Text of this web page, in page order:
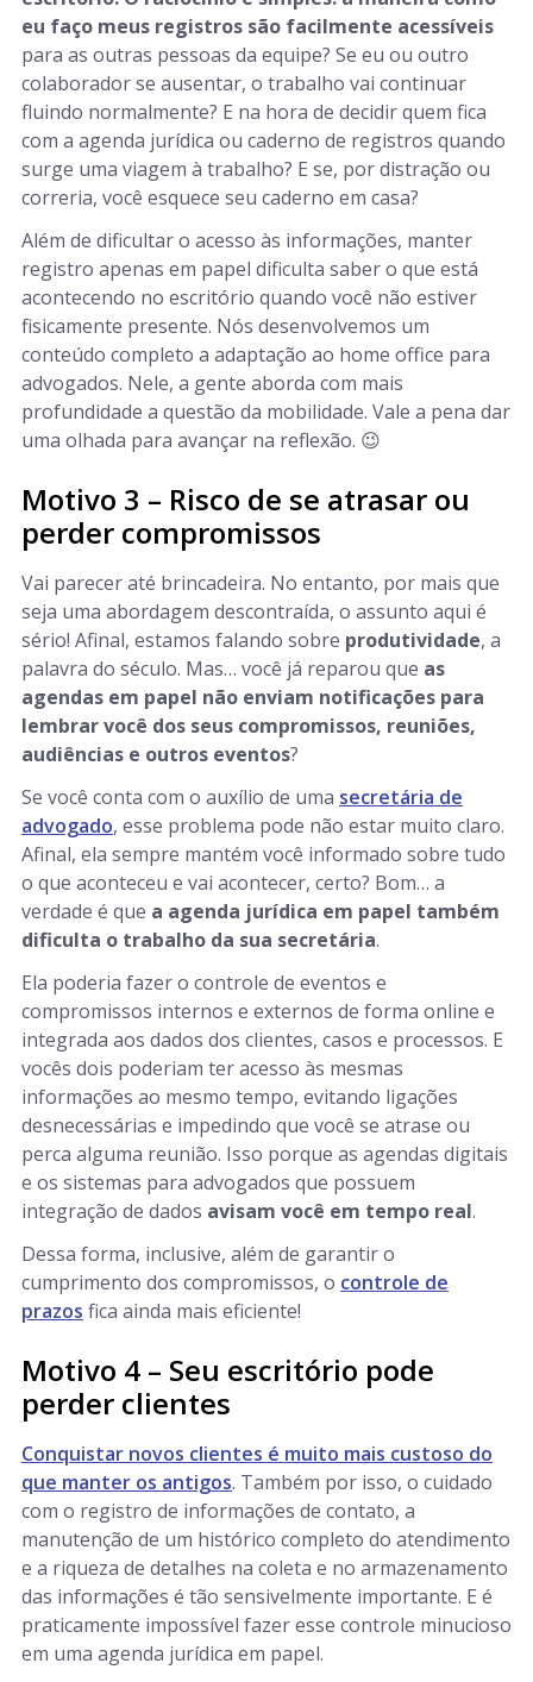
eu faço meus registros são facilmente acessíveis
para as outras pessoas da equipe? Se eu ou outro
colaborador se ausentar, o trabalho vai continuar
fluindo normalmente? E na hora de decidir quem fica
com a agenda jurídica ou caderno de registros quando
surge uma viagem à trabalho? E se, por distração ou
correria, você esquece seu caderno em casa?
Além de dificultar o acesso às informações, manter
registro apenas em papel dificulta saber o que está
acontecendo no escritório quando você não estiver
fisicamente presente. Nós desenvolvemos um
conteúdo completo a adaptação ao home office para
advogados. Nele, a gente aborda com mais
profundidade a questão da mobilidade. Vale a pena dar
uma olhada para avançar na reflexão. 😉
Motivo 3 – Risco de se atrasar ou
perder compromissos
Vai parecer até brincadeira. No entanto, por mais que
seja uma abordagem descontraída, o assunto aqui é
sério! Afinal, estamos falando sobre produtividade, a
palavra do século. Mas… você já reparou que as
agendas em papel não enviam notificações para
lembrar você dos seus compromissos, reuniões,
audiências e outros eventos?
Se você conta com o auxílio de uma secretária de
advogado, esse problema pode não estar muito claro.
Afinal, ela sempre mantém você informado sobre tudo
o que aconteceu e vai acontecer, certo? Bom… a
verdade é que a agenda jurídica em papel também
dificulta o trabalho da sua secretária.
Ela poderia fazer o controle de eventos e
compromissos internos e externos de forma online e
integrada aos dados dos clientes, casos e processos. E
vocês dois poderiam ter acesso às mesmas
informações ao mesmo tempo, evitando ligações
desnecessárias e impedindo que você se atrase ou
perca alguma reunião. Isso porque as agendas digitais
e os sistemas para advogados que possuem
integração de dados avisam você em tempo real.
Dessa forma, inclusive, além de garantir o
cumprimento dos compromissos, o controle de
prazos fica ainda mais eficiente!
Motivo 4 – Seu escritório pode
perder clientes
Conquistar novos clientes é muito mais custoso do
que manter os antigos. Também por isso, o cuidado
com o registro de informações de contato, a
manutenção de um histórico completo do atendimento
e a riqueza de detalhes na coleta e no armazenamento
das informações é tão sensivelmente importante. E é
praticamente impossível fazer esse controle minucioso
em uma agenda jurídica em papel.